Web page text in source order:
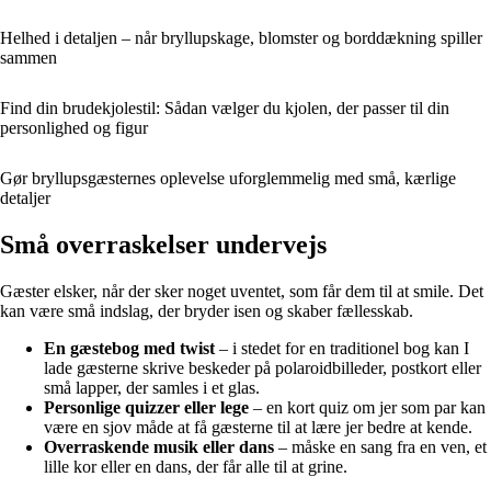
Helhed i detaljen – når bryllupskage, blomster og borddækning spiller
sammen
Find din brudekjolestil: Sådan vælger du kjolen, der passer til din
personlighed og figur
Gør bryllupsgæsternes oplevelse uforglemmelig med små, kærlige
detaljer
Små overraskelser undervejs
Gæster elsker, når der sker noget uventet, som får dem til at smile. Det
kan være små indslag, der bryder isen og skaber fællesskab.
En gæstebog med twist – i stedet for en traditionel bog kan I
lade gæsterne skrive beskeder på polaroidbilleder, postkort eller
små lapper, der samles i et glas.
Personlige quizzer eller lege – en kort quiz om jer som par kan
være en sjov måde at få gæsterne til at lære jer bedre at kende.
Overraskende musik eller dans – måske en sang fra en ven, et
lille kor eller en dans, der får alle til at grine.